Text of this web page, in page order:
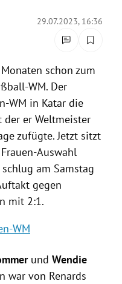
29.07.2023, 16:36
schon zum
WM. Der
WM in Katar die
er Weltmeister
zufügte. Jetzt sitzt
Auswahl
am Samstag
gegen
mit 2:1.
WM
und Wendie
war von Renards